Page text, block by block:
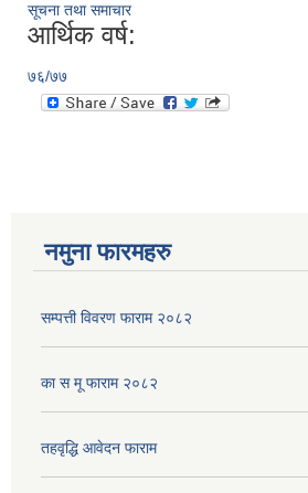
सूचना तथा समाचार
आर्थिक वर्ष:
७६/७७
नमुना फारमहरु
सम्पत्ती विवरण फाराम २०८२
का स मू फाराम २०८२
तहवृद्धि आवेदन फाराम